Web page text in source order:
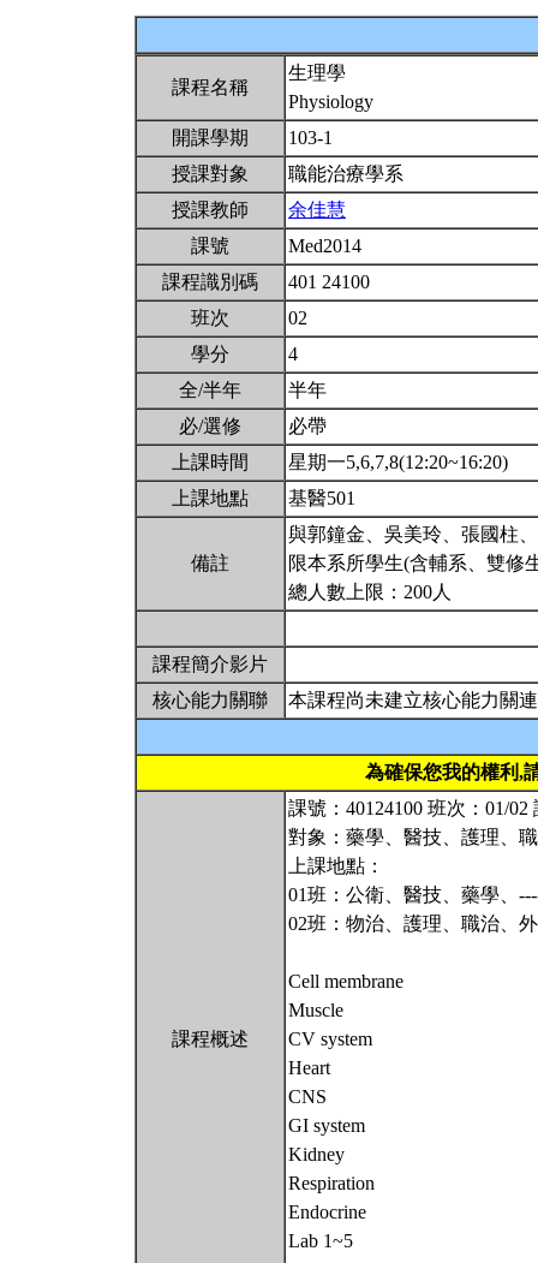
課程名稱
生理學
Physiology
開課學期
103-1
授課對象
職能治療學系
授課教師
余佳慧
課號
Med2014
課程識別碼
401 24100
班次
02
學分
4
全/半年
半年
必/選修
必帶
上課時間
星期一5,6,7,8(12:20~16:20)
上課地點
基醫501
備註
與郭鐘金、吳美玲、張國柱
限本系所學生(含輔系、雙修
總人數上限：200人
課程簡介影片
核心能力關聯
本課程尚未建立核心能力關連
為確保您我的權利,
課程概述
課號：40124100 班次：01/
對象：藥學、醫技、護理、
上課地點：
01班：公衛、醫技、藥學、
02班：物治、護理、職治、
Cell membrane
Muscle
CV system
Heart
CNS
GI system
Kidney
Respiration
Endocrine
Lab 1~5